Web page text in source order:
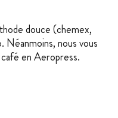
douce (chemex,
nous vous
en Aeropress.